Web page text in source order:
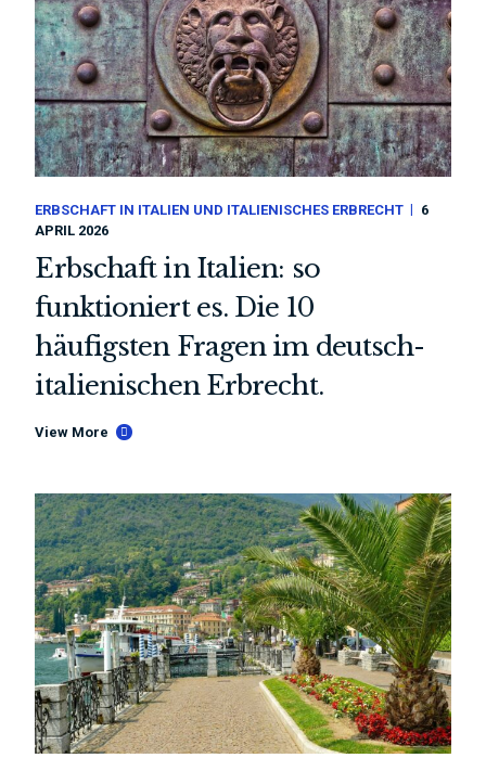
ERBSCHAFT IN ITALIEN UND ITALIENISCHES ERBRECHT
6
APRIL 2026
Erbschaft in Italien: so
funktioniert es. Die 10
häufigsten Fragen im deutsch-
italienischen Erbrecht.
View More